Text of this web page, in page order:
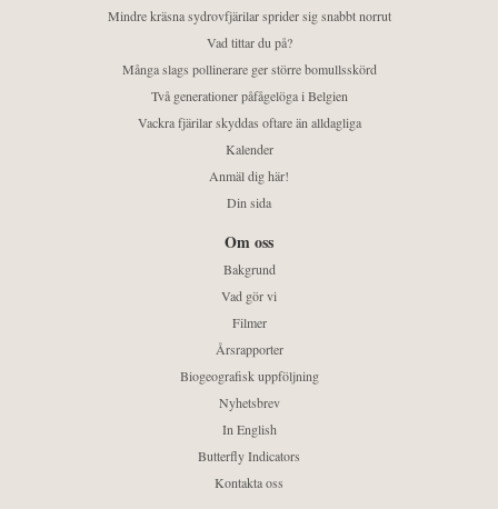
Mindre kräsna sydrovfjärilar sprider sig snabbt norrut
Vad tittar du på?
Många slags pollinerare ger större bomullsskörd
Två generationer påfågelöga i Belgien
Vackra fjärilar skyddas oftare än alldagliga
Kalender
Anmäl dig här!
Din sida
Om oss
Bakgrund
Vad gör vi
Filmer
Årsrapporter
Biogeografisk uppföljning
Nyhetsbrev
In English
Butterfly Indicators
Kontakta oss